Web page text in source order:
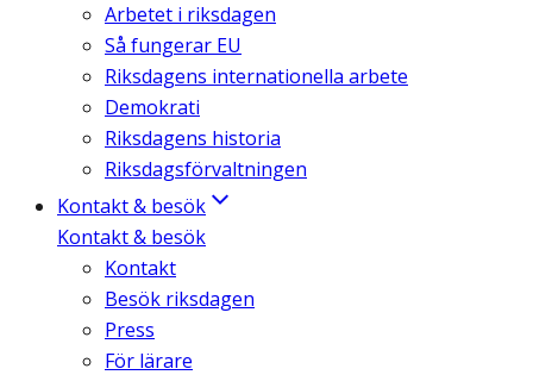
Arbetet i riksdagen
Så fungerar EU
Riksdagens internationella arbete
Demokrati
Riksdagens historia
Riksdagsförvaltningen
Kontakt & besök
Kontakt & besök
Kontakt
Besök riksdagen
Press
För lärare